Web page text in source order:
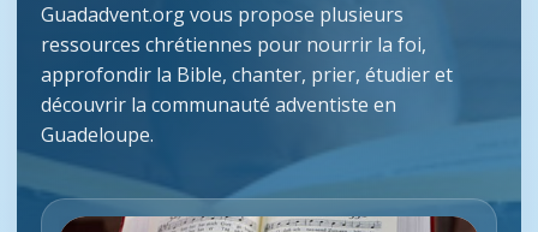
Guadadvent.org vous propose plusieurs
ressources chrétiennes pour nourrir la foi,
approfondir la Bible, chanter, prier, étudier et
découvrir la communauté adventiste en
Guadeloupe.